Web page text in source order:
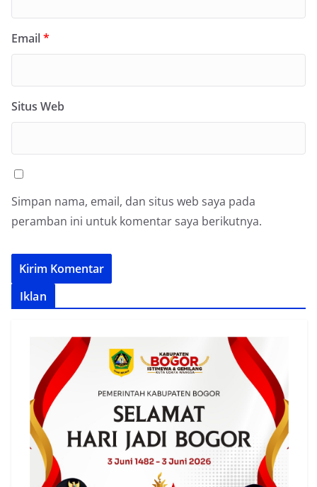
Email*
Situs Web
Simpan nama, email, dan situs web saya pada
peramban ini untuk komentar saya berikutnya.
Iklan